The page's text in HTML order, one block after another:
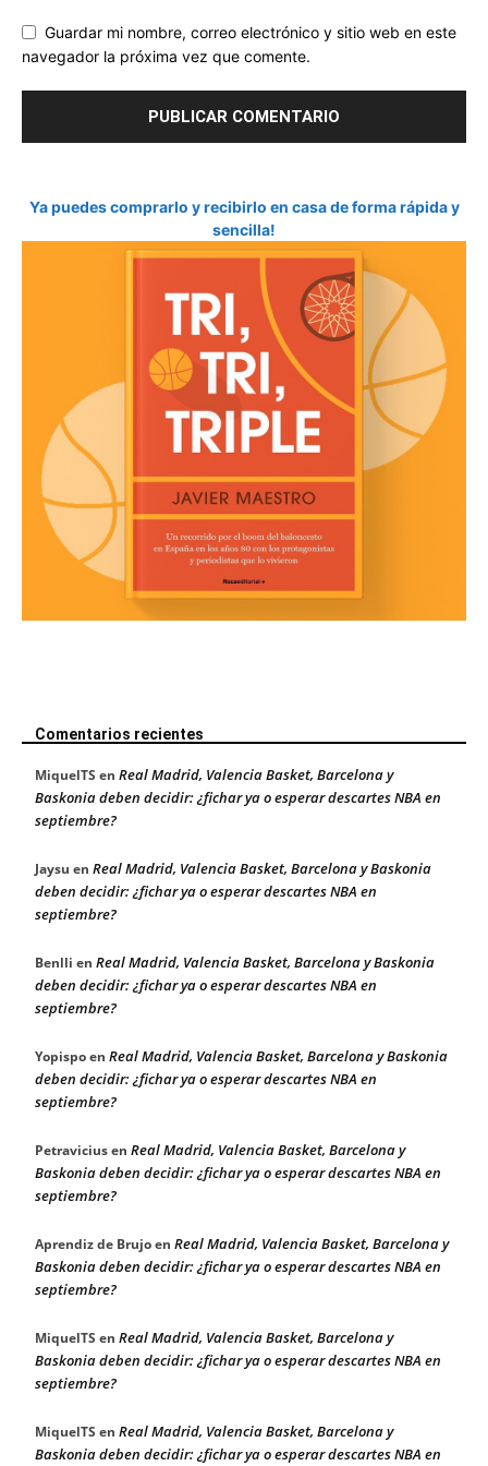
Guardar mi nombre, correo electrónico y sitio web en este
navegador la próxima vez que comente.
Ya puedes comprarlo y recibirlo en casa de forma rápida y
sencilla!
Comentarios recientes
MiquelTS en Real Madrid, Valencia Basket, Barcelona y
Baskonia deben decidir: ¿fichar ya o esperar descartes NBA en
septiembre?
Jaysu en Real Madrid, Valencia Basket, Barcelona y Baskonia
deben decidir: ¿fichar ya o esperar descartes NBA en
septiembre?
Benlli en Real Madrid, Valencia Basket, Barcelona y Baskonia
deben decidir: ¿fichar ya o esperar descartes NBA en
septiembre?
Yopispoen Real Madrid, Valencia Basket, Barcelona y Baskonia
deben decidir: ¿fichar ya o esperar descartes NBA en
septiembre?
Petraviciusen Real Madrid, Valencia Basket, Barcelona y
Baskonia deben decidir: ¿fichar ya o esperar descartes NBA en
septiembre?
Aprendiz de Brujoen Real Madrid, Valencia Basket, Barcelona y
Baskonia deben decidir: ¿fichar ya o esperar descartes NBA en
septiembre?
MiquelTS en Real Madrid, Valencia Basket, Barcelona y
Baskonia deben decidir: ¿fichar ya o esperar descartes NBA en
septiembre?
MiquelTS en Real Madrid, Valencia Basket, Barcelona y
Baskonia deben decidir: ¿fichar ya o esperar descartes NBA en